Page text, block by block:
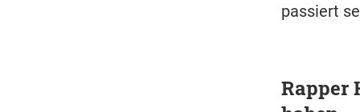
passiert
Rapper